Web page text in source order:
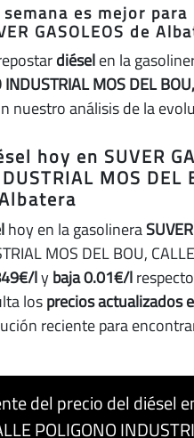
es mejor
GASOLEOS de
diéselen la
MOS DEL
nuestro análisis de la
hoy en SUVER
MOS DEL
hoy en la gasolinera
MOS DEL BOU,
lybaja 0.01€/l
losprecios actualizados
reciente para
del precio del diésel
POLIGONO